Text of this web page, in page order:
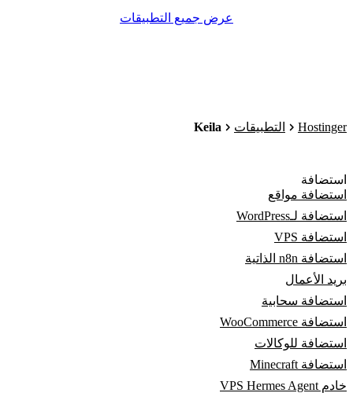
عرض جميع التطبيقات
Hostinger التطبيقات Keila
استضافة
استضافة مواقع
استضافة لـWordPress
استضافة VPS
استضافة n8n الذاتية
بريد الأعمال
استضافة سحابية
استضافة WooCommerce
استضافة للوكالات
استضافة Minecraft
خادم VPS Hermes Agent